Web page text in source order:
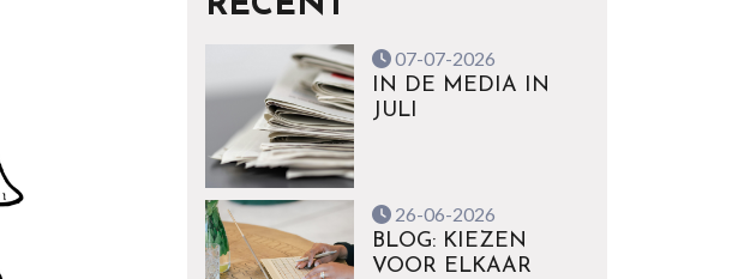
07-07-2026
IN DE MEDIA IN
JULI
26-06-2026
BLOG: KIEZEN
VOOR ELKAAR